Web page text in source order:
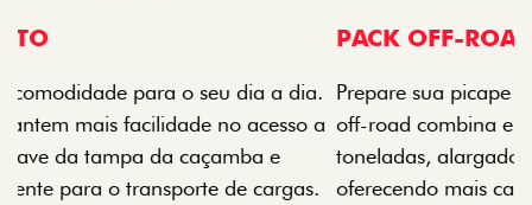
PACK OFF-ROAD
Prepare sua picape para qualquer desafio. O Pack
off-road combina engate de reboque para até 3,5
toneladas, alargadores de para-lamas e overbumper,
oferecendo mais capacidade de reboque, proteção